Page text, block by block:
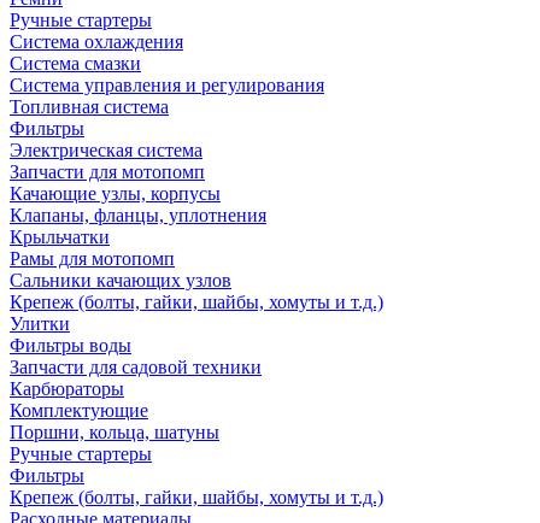
Ручные стартеры
Система охлаждения
Система смазки
Система управления и регулирования
Топливная система
Фильтры
Электрическая система
Запчасти для мотопомп
Качающие узлы, корпусы
Клапаны, фланцы, уплотнения
Крыльчатки
Рамы для мотопомп
Сальники качающих узлов
Крепеж (болты, гайки, шайбы, хомуты и т.д.)
Улитки
Фильтры воды
Запчасти для садовой техники
Карбюраторы
Комплектующие
Поршни, кольца, шатуны
Ручные стартеры
Фильтры
Крепеж (болты, гайки, шайбы, хомуты и т.д.)
Расходные материалы